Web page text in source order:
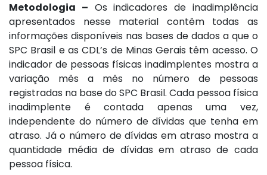
Metodologia – Os indicadores de inadimplência
apresentados nesse material contêm todas as
informações disponíveis nas bases de dados a que o
SPC Brasil e as CDL’s de Minas Gerais têm acesso. O
indicador de pessoas físicas inadimplentes mostra a
variação mês a mês no número de pessoas
registradas na base do SPC Brasil. Cada pessoa física
inadimplente é contada apenas uma vez,
independente do número de dívidas que tenha em
atraso. Já o número de dívidas em atraso mostra a
quantidade média de dívidas em atraso de cada
pessoa física.